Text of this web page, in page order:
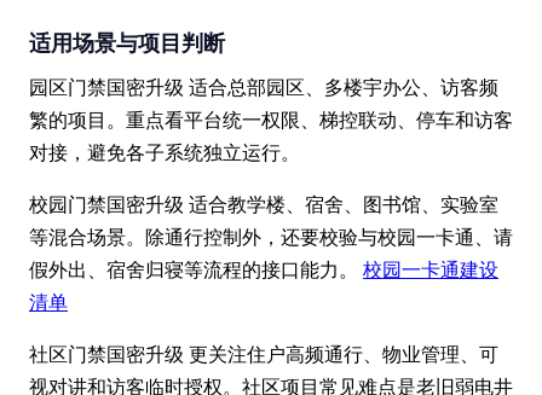
适用场景与项目判断
园区门禁国密升级 适合总部园区、多楼宇办公、访客频
繁的项目。重点看平台统一权限、梯控联动、停车和访客
对接，避免各子系统独立运行。
校园门禁国密升级 适合教学楼、宿舍、图书馆、实验室
等混合场景。除通行控制外，还要校验与校园一卡通、请
假外出、宿舍归寝等流程的接口能力。 校园一卡通建设
清单
社区门禁国密升级 更关注住户高频通行、物业管理、可
视对讲和访客临时授权。社区项目常见难点是老旧弱电井